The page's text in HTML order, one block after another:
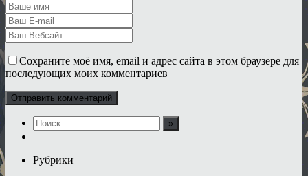
Сохраните моё имя, email и адрес сайта в этом браузере для
последующих моих комментариев
Рубрики